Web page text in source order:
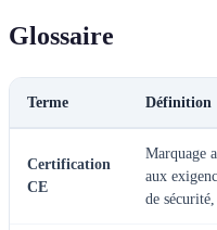
Glossaire
Terme Définition
Certification
CE
Marquage
aux
de